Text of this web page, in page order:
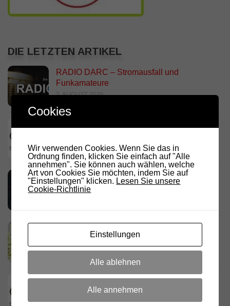
DIE LETZTEN ARTIKEL
RADIO DARC – Stromausfall und
Funkamateure
2. AUGUST 2026
Neues dashboard für APRS Digi
28. JULI 2026
23. JULI 2026
DARC Rundspruch 29/2026
23. JULI 2026
Cookies
Wir verwenden Cookies. Wenn Sie das in
Ordnung finden, klicken Sie einfach auf "Alle
annehmen". Sie können auch wählen, welche
Art von Cookies Sie möchten, indem Sie auf
"Einstellungen" klicken. Lesen Sie unsere
Cookie-Richtlinie
Einstellungen
Alle ablehnen
Alle annehmen